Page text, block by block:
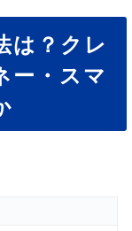
は？クレ
ー・スマ